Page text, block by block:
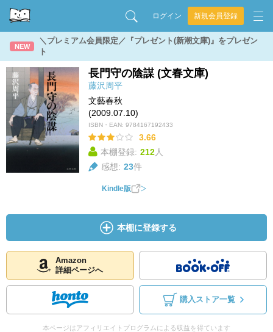
ログイン 新規会員登録
NEW
＼プレミアム会員限定／『プレゼント(新潮文庫)』をプレゼン
ト
長門守の陰謀 (文春文庫)
藤沢周平
文藝春秋
(2009.07.10)
ISBN・EAN: 9784167192433
3.66
本棚登録: 212人
感想: 23件
Kindle版
本棚に登録する
Amazon
詳細ページへ
購入ストア一覧
本ページはアフィリエイトプログラムによる収益を得ています